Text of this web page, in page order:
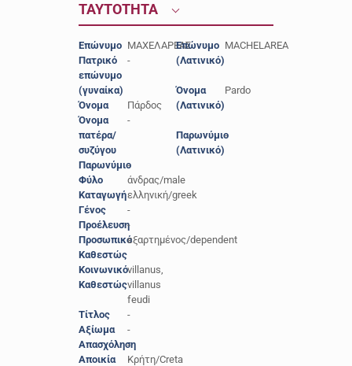
ΤΑΥΤΟΤΗΤΑ
Επώνυμο ΜΑΧΕΛΑΡΕΑΣ
Πατρικό
επώνυμο
(γυναίκα)
-
Όνομα
Πάρδος
Όνομα
πατέρα/
συζύγου
-
Παρωνύμιο
-
Φύλο
άνδρας/male
Καταγωγήελληνική/greek
Γένος
-
Προέλευση-
Προσωπικό
Καθεστώς
εξαρτημένος/dependent
Κοινωνικό
Καθεστώς
villanus,
villanus
feudi
Τίτλος
-
Αξίωμα
-
Απασχόληση
-
Αποικία
Κρήτη/Creta
Επώνυμο
(Λατινικό)
MACHELAREA
Όνομα
(Λατινικό)
Pardo
Παρωνύμιο
(Λατινικό)
-